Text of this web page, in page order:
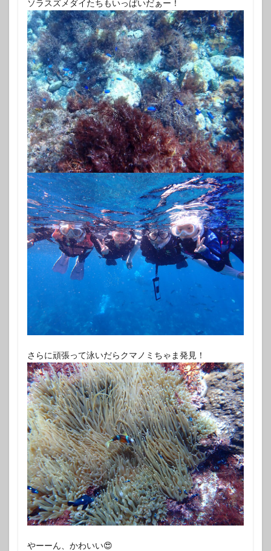
ソラスズメダイたちもいっぱいだぁー！
さらに頑張って泳いだらクマノミちゃま発見！
やーーん、かわいい😍